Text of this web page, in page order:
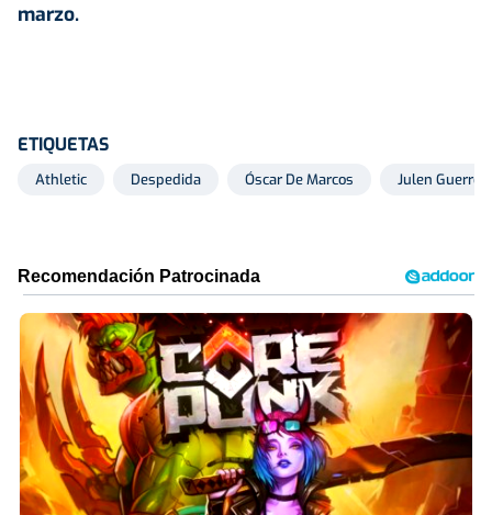
marzo.
ETIQUETAS
Athletic Despedida Óscar De Marcos Julen